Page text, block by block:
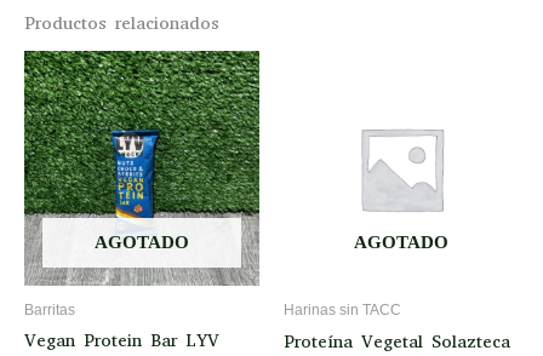
Productos relacionados
AGOTADO
Barritas
Vegan Protein Bar LYV
This
product
has
multiple
variants.
The
options
may
AGOTADO
Harinas sin TACC
Proteína Vegetal Solazteca